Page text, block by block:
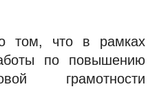
том, что в рамках
по повышению
грамотности